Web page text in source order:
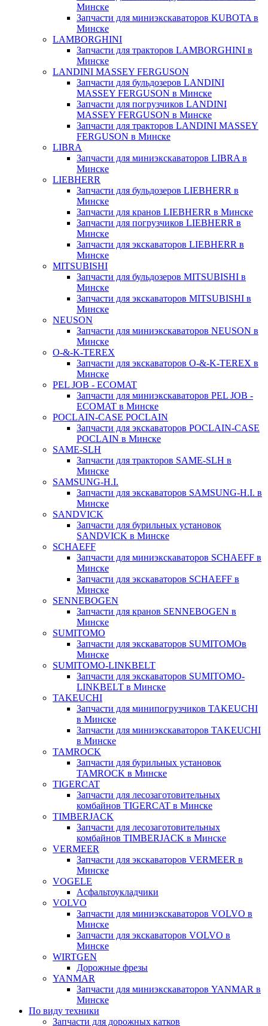
Минске
Запчасти для миниэкскаваторов KUBOTA в
Минске
LAMBORGHINI
Запчасти для тракторов LAMBORGHINI в
Минске
LANDINI MASSEY FERGUSON
Запчасти для бульдозеров LANDINI
MASSEY FERGUSON в Минске
Запчасти для погрузчиков LANDINI
MASSEY FERGUSON в Минске
Запчасти для тракторов LANDINI MASSEY
FERGUSON в Минске
LIBRA
Запчасти для миниэкскаваторов LIBRA в
Минске
LIEBHERR
Запчасти для бульдозеров LIEBHERR в
Минске
Запчасти для кранов LIEBHERR в Минске
Запчасти для погрузчиков LIEBHERR в
Минске
Запчасти для экскаваторов LIEBHERR в
Минске
MITSUBISHI
Запчасти для бульдозеров MITSUBISHI в
Минске
Запчасти для экскаваторов MITSUBISHI в
Минске
NEUSON
Запчасти для миниэкскаваторов NEUSON в
Минске
O-&-K-TEREX
Запчасти для экскаваторов O-&-K-TEREX в
Минске
PEL JOB - ECOMAT
Запчасти для миниэкскаваторов PEL JOB -
ECOMAT в Минске
POCLAIN-CASE POCLAIN
Запчасти для экскаваторов POCLAIN-CASE
POCLAIN в Минске
SAME-SLH
Запчасти для тракторов SAME-SLH в
Минске
SAMSUNG-H.I.
Запчасти для экскаваторов SAMSUNG-H.I. в
Минске
SANDVICK
Запчасти для бурильных установок
SANDVICK в Минске
SCHAEFF
Запчасти для миниэкскаваторов SCHAEFF в
Минске
Запчасти для экскаваторов SCHAEFF в
Минске
SENNEBOGEN
Запчасти для кранов SENNEBOGEN в
Минске
SUMITOMO
Запчасти для экскаваторов SUMITOMOв
Минске
SUMITOMO-LINKBELT
Запчасти для экскаваторов SUMITOMO-
LINKBELT в Минске
TAKEUCHI
Запчасти для минипогрузчиков TAKEUCHI
в Минске
Запчасти для миниэкскаваторов TAKEUCHI
в Минске
TAMROCK
Запчасти для бурильных установок
TAMROCK в Минске
TIGERCAT
Запчасти для лесозаготовительных
комбайнов TIGERCAT в Минске
TIMBERJACK
Запчасти для лесозаготовительных
комбайнов TIMBERJACK в Минске
VERMEER
Запчасти для экскаваторов VERMEER в
Минске
VOGELE
Асфальтоукладчики
VOLVO
Запчасти для миниэкскаваторов VOLVO в
Минске
Запчасти для экскаваторов VOLVO в
Минске
WIRTGEN
Дорожные фрезы
YANMAR
Запчасти для миниэкскаваторов YANMAR в
Минске
По виду техники
Запчасти для дорожных катков